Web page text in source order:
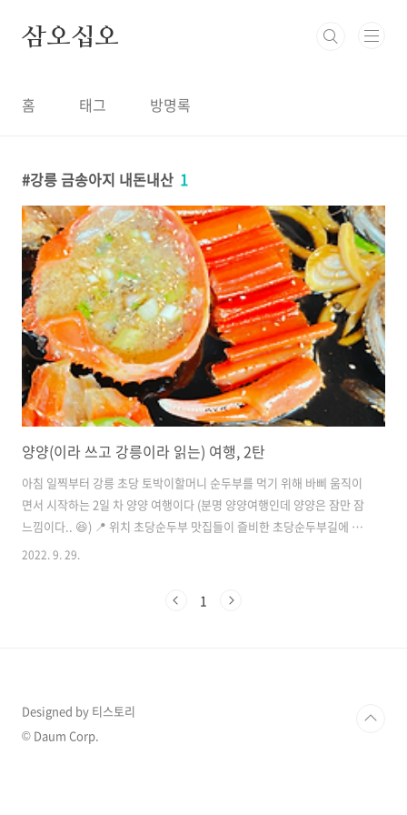
삼오십오
홈 태그 방명록
강릉 금송아지 내돈내산 1
양양(이라 쓰고 강릉이라 읽는) 여행, 2탄
아침 일찍부터 강릉 초당 토박이할머니 순두부를 먹기 위해 바삐 움직이
면서 시작하는 2일 차 양양 여행이다 (분명 양양여행인데 양양은 잠만 잠
느낌이다.. 😆) 📍 위치 초당순두부 맛집들이 즐비한 초당순두부길에 위
치한다 https://map.naver.com/v5/entry/place/33152153?
네이버 지도 강릉시 초당동 map.naver.com ⏰ 영업시간 8:00 ~ 20:00
2022. 9. 29.
1
Designed by 티스토리
© Daum Corp.